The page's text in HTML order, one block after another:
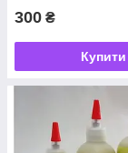
300 ₴
Купити